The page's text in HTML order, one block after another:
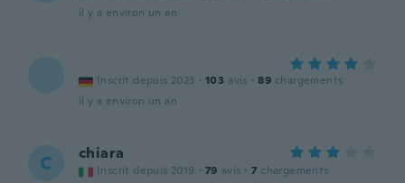
il y a environ un an
Inscrit depuis 2023 · 103 avis · 89 chargements
il y a environ un an
C chiara
Inscrit depuis 2019 · 79 avis · 7 chargements